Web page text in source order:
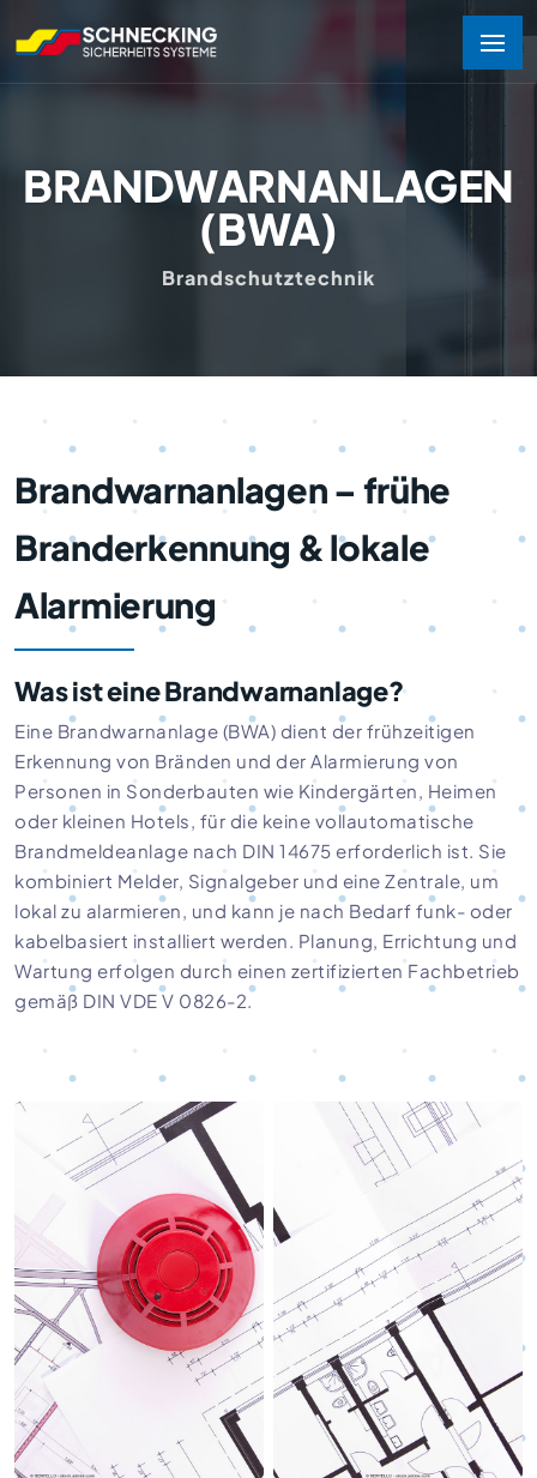
BRANDWARNANLAGEN
(BWA)
Brandschutztechnik
Brandwarnanlagen – frühe
Branderkennung & lokale
Alarmierung
Was ist eine Brandwarnanlage?
Eine Brandwarnanlage (BWA) dient der frühzeitigen
Erkennung von Bränden und der Alarmierung von
Personen in Sonderbauten wie Kindergärten, Heimen
oder kleinen Hotels, für die keine vollautomatische
Brandmeldeanlage nach DIN 14675 erforderlich ist. Sie
kombiniert Melder, Signalgeber und eine Zentrale, um
lokal zu alarmieren, und kann je nach Bedarf funk- oder
kabelbasiert installiert werden. Planung, Errichtung und
Wartung erfolgen durch einen zertifizierten Fachbetrieb
gemäß DIN VDE V 0826-2.